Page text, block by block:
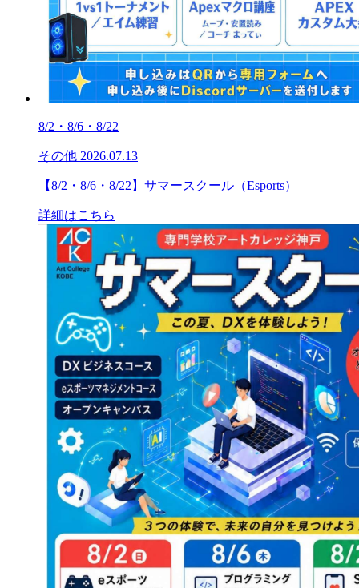
8/2・8/6・8/22
その他 2026.07.13
【8/2・8/6・8/22】サマースクール（Esports）
詳細はこちら